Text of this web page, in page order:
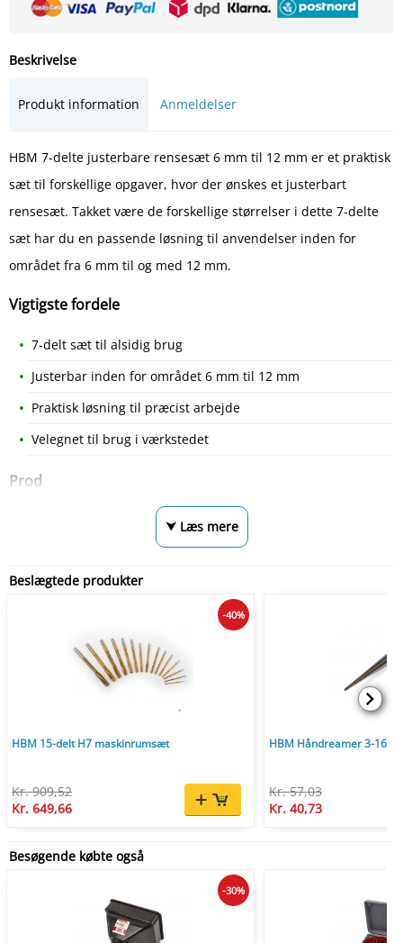
Beskrivelse
Produkt information Anmeldelser
HBM 7-delte justerbare rensesæt 6 mm til 12 mm er et praktisk
sæt til forskellige opgaver, hvor der ønskes et justerbart
rensesæt. Takket være de forskellige størrelser i dette 7-delte
sæt har du en passende løsning til anvendelser inden for
området fra 6 mm til og med 12 mm.
Vigtigste fordele
7-delt sæt til alsidig brug
Justerbar inden for området 6 mm til 12 mm
Praktisk løsning til præcist arbejde
Velegnet til brug i værkstedet
Prod
⮟ Læs mere
Beslægtede produkter
HBM 15-delt H7 maskinrumsæt
Kr. 909,52
Kr. 649,66
-40%
HBM Håndreamer 3-16
Kr. 57,03
Kr. 40,73
Besøgende købte også
-30%